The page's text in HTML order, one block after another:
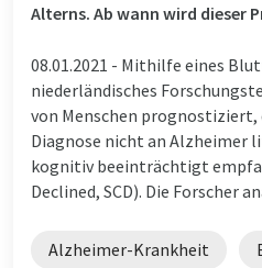
Alterns. Ab wann wird dieser
08.01.2021 - Mithilfe eines
niederländisches
von Menschen
Diagnose nicht an Alzheimer
kognitiv beeinträchtigt
Declined, SCD). Die Forscher
Alzheimer-Krankheit